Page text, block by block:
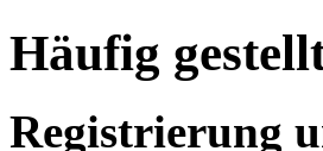
Häufig
Registrierung